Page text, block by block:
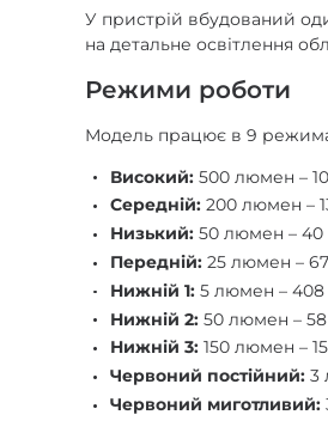
У пристрій вбудований
на детальне освітлення
Режими роботи
Модель працює в 9
Високий: 500 люмен –
Середній: 200 люмен –
Низький: 50 люмен – 40
Передній: 25 люмен –
Нижній 1: 5 люмен – 408
Нижній 2: 50 люмен –
Нижній 3: 150 люмен –
Червоний постійний:3
Червоний миготливий: